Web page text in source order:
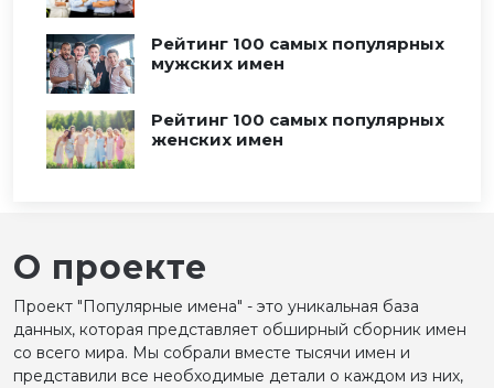
Рейтинг 100 самых популярных
мужских имен
Рейтинг 100 самых популярных
женских имен
О проекте
Проект "Популярные имена" - это уникальная база
данных, которая представляет обширный сборник имен
со всего мира. Мы собрали вместе тысячи имен и
представили все необходимые детали о каждом из них,